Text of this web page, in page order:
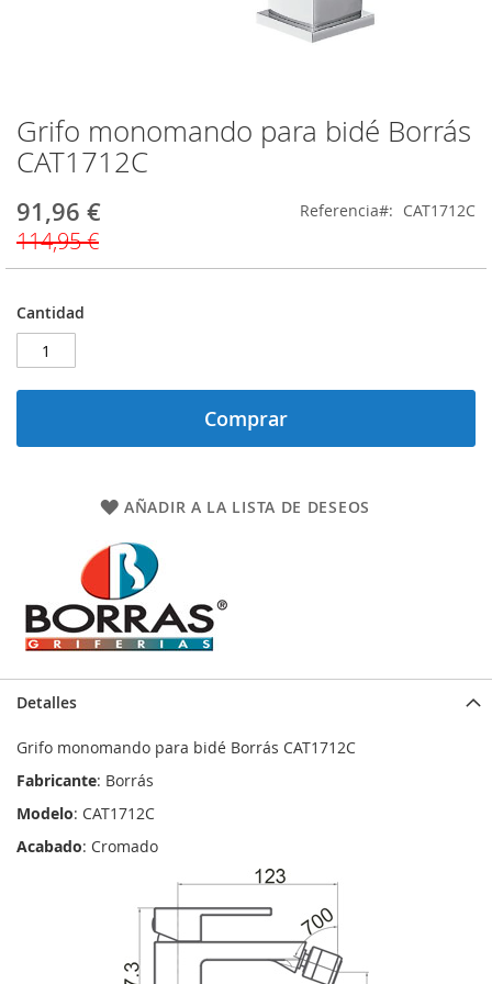
Grifo monomando para bidé Borrás
CAT1712C
Precio
especial
91,96 €
114,95 €
Referencia CAT1712C
Cantidad
Comprar
AÑADIR A LA LISTA DE DESEOS
Saltar
al
comienzo
la
galería
Detalles
Grifo monomando para bidé Borrás CAT1712C
Fabricante: Borrás
Modelo: CAT1712C
Acabado: Cromado